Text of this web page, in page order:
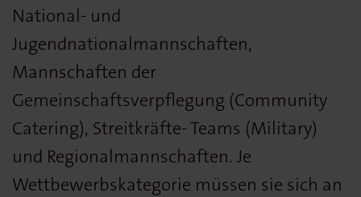
National- und
Jugendnationalmannschaften,
Mannschaften der
Gemeinschaftsverpflegung (Community
Catering), Streitkräfte- Teams (Military)
und Regionalmannschaften. Je
Wettbewerbskategorie müssen sie sich an